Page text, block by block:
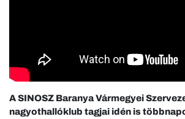
A SINOSZ Baranya Vármegyei
nagyothallóklub tagjai idén is